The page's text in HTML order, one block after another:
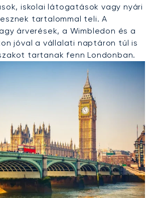
iskolai látogatások vagy nyári
tartalommal teli. A
árverések, a Wimbledon és a
jóval a vállalati naptáron túl is
tartanak fenn Londonban.
Bérlése Madridba